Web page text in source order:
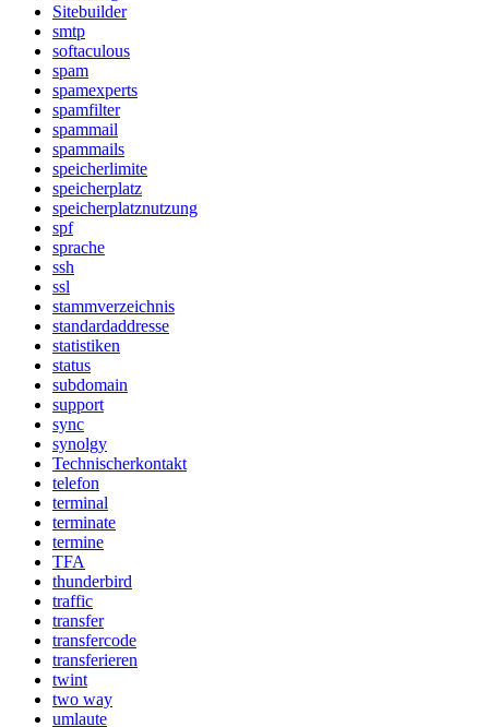
Sitebuilder
smtp
softaculous
spam
spamexperts
spamfilter
spammail
spammails
speicherlimite
speicherplatz
speicherplatznutzung
spf
sprache
ssh
ssl
stammverzeichnis
standardaddresse
statistiken
status
subdomain
support
sync
synolgy
Technischerkontakt
telefon
terminal
terminate
termine
TFA
thunderbird
traffic
transfer
transfercode
transferieren
twint
two way
umlaute